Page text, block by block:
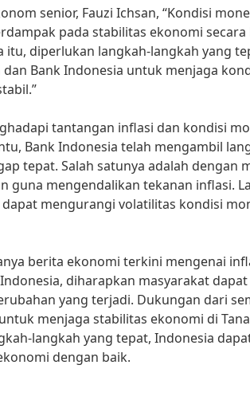
senior, Fauzi Ichsan, “Kondisi
pada stabilitas ekonomi
itu, diperlukan langkah-langkah yang
Bank Indonesia untuk menjaga
tantangan inflasi dan kondisi
Bank Indonesia telah mengambil
tepat. Salah satunya adalah dengan
guna mengendalikan tekanan inflasi.
mengurangi volatilitas kondisi
berita ekonomi terkini mengenai
diharapkan masyarakat
yang terjadi. Dukungan dari
menjaga stabilitas ekonomi di
langkah yang tepat, Indonesia
dengan baik.